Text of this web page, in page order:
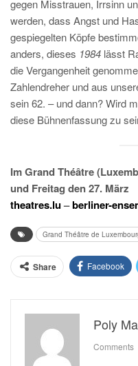
gegen Misstrauen, Irrsinn
werden, dass Angst und
gespiegelten Köpfe
anders, dieses 1984 lässt
die Vergangenheit
Zahlendreher und aus
sein 62. – und dann? Wird
diese Bühnenfassung zu
Im Grand Théâtre
und Freitag den 27. März
theatres.lu–berliner-
Grand Théâtre de
Share Facebook
Poly
Comments